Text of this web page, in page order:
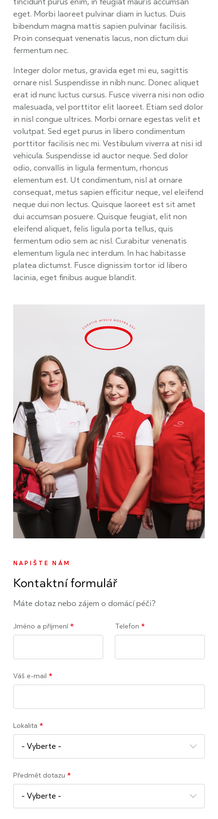
tincidunt purus enim, in feugiat mauris accumsan
eget. Morbi laoreet pulvinar diam in luctus. Duis
bibendum magna mattis sapien pulvinar facilisis.
Proin consequat venenatis lacus, non dictum dui
fermentum nec.
Integer dolor metus, gravida eget mi eu, sagittis
ornare nisl. Suspendisse in nibh nunc. Donec aliquet
erat id nunc luctus cursus. Fusce viverra nisi non odio
malesuada, vel porttitor elit laoreet. Etiam sed dolor
in nisl congue ultrices. Morbi ornare egestas velit et
volutpat. Sed eget purus in libero condimentum
porttitor facilisis nec mi. Vestibulum viverra at nisi id
vehicula. Suspendisse id auctor neque. Sed dolor
odio, convallis in ligula fermentum, rhoncus
elementum est. Ut condimentum, nisl at ornare
consequat, metus sapien efficitur neque, vel eleifend
neque dui non lectus. Quisque laoreet est sit amet
dui accumsan posuere. Quisque feugiat, elit non
eleifend aliquet, felis ligula porta tellus, quis
fermentum odio sem ac nisl. Curabitur venenatis
elementum ligula nec interdum. In hac habitasse
platea dictumst. Fusce dignissim tortor id libero
lacinia, eget finibus augue blandit.
NAPIŠTE NÁM
Kontaktní formulář
Máte dotaz nebo zájem o domácí péči?
Jméno a příjmení* Telefon *
Váš e-mail *
Lokalita *
Předmět dotazu *